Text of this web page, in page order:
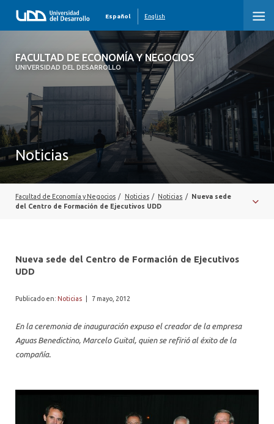
FACULTAD DE ECONOMÍA Y NEGOCIOS
UNIVERSIDAD DEL DESARROLLO
Español English
FACULTAD DE ECONOMÍA Y NEGOCIOS
QUIÉNES SOMOS
PREGRADO
POSTGRADO
EDUCACIÓN EJECUTIVA
PROFESORES
Noticias
Facultad de Economía y Negocios / Noticias / Noticias /
Nueva sede
del Centro de Formación de Ejecutivos UDD
Nueva sede del Centro de Formación de Ejecutivos
UDD
Publicado en: Noticias 7 mayo, 2012
En la ceremonia de inauguración expuso el creador de la empresa
Aguas Benedictino, Marcelo Guital, quien se refirió al éxito de la
compañía.